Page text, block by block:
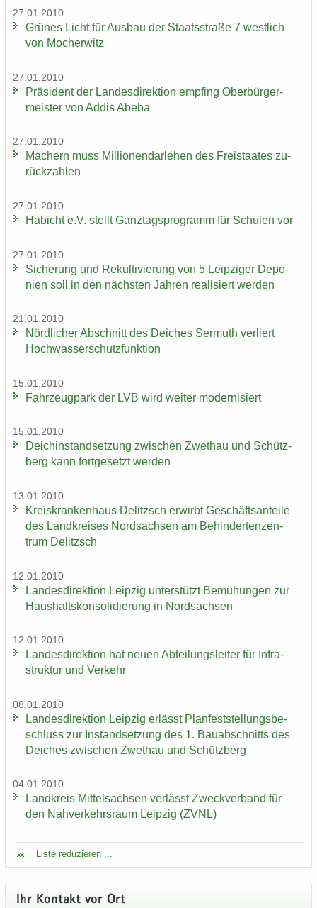
27.01.2010
Grü­nes Licht für Aus­bau der Staats­stra­ße 7 west­lich
von Mo­cher­witz
27.01.2010
Prä­si­dent der Lan­des­di­rek­ti­on emp­fing Ober­bür­ger­
meis­ter von Addis Abeba
27.01.2010
Ma­chern muss Mil­lio­nen­dar­le­hen des Frei­staa­tes zu­
rück­zah­len
27.01.2010
Ha­bicht e.V. stellt Ganz­tags­pro­gramm für Schu­len vor
27.01.2010
Si­che­rung und Re­kul­ti­vie­rung von 5 Leip­zi­ger De­po­
nien soll in den nächs­ten Jah­ren rea­li­siert wer­den
21.01.2010
Nörd­li­cher Ab­schnitt des Dei­ches Ser­muth ver­liert
Hoch­was­ser­schutz­funk­ti­on
15.01.2010
Fahr­zeug­park der LVB wird wei­ter mo­der­ni­siert
15.01.2010
Deich­in­stand­set­zung zwi­schen Zwet­hau und Schütz­
berg kann fort­ge­setzt wer­den
13.01.2010
Kreis­kran­ken­haus De­litzsch er­wirbt Ge­schäfts­an­tei­le
des Land­krei­ses Nord­sach­sen am Be­hin­der­ten­zen­
trum De­litzsch
12.01.2010
Lan­des­di­rek­ti­on Leip­zig un­ter­stützt Be­mü­hun­gen zur
Haus­halts­kon­so­li­die­rung in Nord­sach­sen
12.01.2010
Lan­des­di­rek­ti­on hat neuen Ab­tei­lungs­lei­ter für In­fra­
struk­tur und Ver­kehr
08.01.2010
Lan­des­di­rek­ti­on Leip­zig er­lässt Plan­fest­stel­lungs­be­
schluss zur In­stand­set­zung des 1. Bau­ab­schnitts des
Dei­ches zwi­schen Zwet­hau und Schütz­berg
04.01.2010
Land­kreis Mit­tel­sach­sen ver­lässt Zweck­ver­band für
den Nah­ver­kehrs­raum Leip­zig (ZVNL)
Liste re­du­zie­ren ...
Ihr Kon­takt vor Ort